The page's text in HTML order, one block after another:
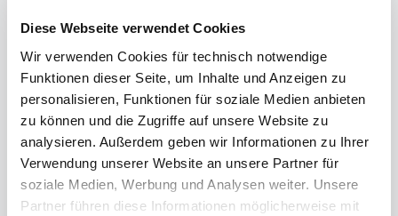
Diese Webseite verwendet Cookies
Wir verwenden Cookies für technisch notwendige
Funktionen dieser Seite, um Inhalte und Anzeigen zu
personalisieren, Funktionen für soziale Medien anbieten
zu können und die Zugriffe auf unsere Website zu
analysieren. Außerdem geben wir Informationen zu Ihrer
Verwendung unserer Website an unsere Partner für
soziale Medien, Werbung und Analysen weiter. Unsere
Partner führen diese Informationen möglicherweise mit
Schiebetor selbst bauen
Schiebetorrollen
Schiebebühne
Laufschiene und Rollapparate Typ 10
Laufschiene und Rollapparate Typ 30
Laufschiene und Rollapparate Typ 40
Laufschiene und Rollapparate Typ 50
Alles für die Haussschlachtung
Geburtshelfer-Produktvideo